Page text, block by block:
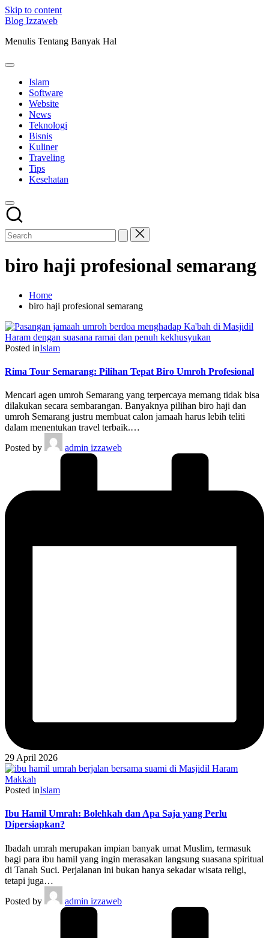
Skip to content
Blog Izzaweb
Menulis Tentang Banyak Hal
Islam
Software
Website
News
Teknologi
Bisnis
Kuliner
Traveling
Tips
Kesehatan
biro haji profesional semarang
Home
biro haji profesional semarang
Posted inIslam
Rima Tour Semarang: Pilihan Tepat Biro Umroh Profesional
Mencari agen umroh Semarang yang terpercaya memang tidak bisa
dilakukan secara sembarangan. Banyaknya pilihan biro haji dan
umroh Semarang justru membuat calon jamaah harus lebih teliti
dalam menentukan travel terbaik.…
Posted by
admin izzaweb
29 April 2026
Posted inIslam
Ibu Hamil Umrah: Bolehkah dan Apa Saja yang Perlu
Dipersiapkan?
Ibadah umrah merupakan impian banyak umat Muslim, termasuk
bagi para ibu hamil yang ingin merasakan langsung suasana spiritual
di Tanah Suci. Perjalanan ini bukan hanya sekadar wisata religi,
tetapi juga…
Posted by
admin izzaweb